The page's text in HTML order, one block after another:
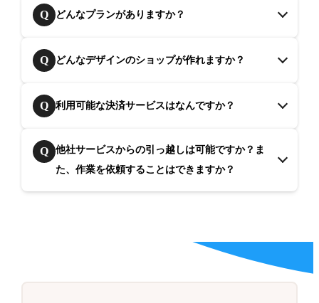
Q どんなプランがありますか？
Q どんなデザインのショップが作れますか？
Q 利用可能な決済サービスはなんですか？
Q
他社サービスからの引っ越しは可能ですか？ま
た、作業を依頼することはできますか？